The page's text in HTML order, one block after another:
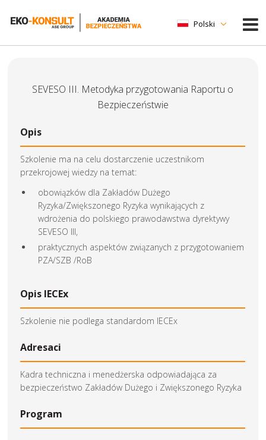
Polski
SEVESO III. Metodyka przygotowania Raportu o
Bezpieczeństwie
Opis
Szkolenie ma na celu dostarczenie uczestnikom
przekrojowej wiedzy na temat:
obowiązków dla Zakładów Dużego
Ryzyka/Zwiększonego Ryzyka wynikających z
wdrożenia do polskiego prawodawstwa dyrektywy
SEVESO III,
praktycznych aspektów związanych z przygotowaniem
PZA/SZB /RoB
Opis IECEx
Szkolenie nie podlega standardom IECEx
Adresaci
Kadra techniczna i menedżerska odpowiadająca za
bezpieczeństwo Zakładów Dużego i Zwiększonego Ryzyka
Program